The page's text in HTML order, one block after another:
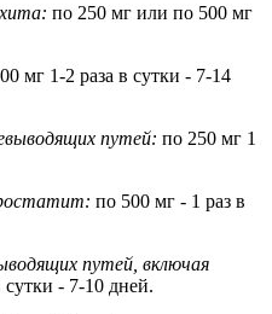
по 250 мг или по 500 мг
мг 1-2 раза в сутки - 7-14
путей: по 250 мг 1
по 500 мг - 1 раз в
путей, включая
- 7-10 дней.